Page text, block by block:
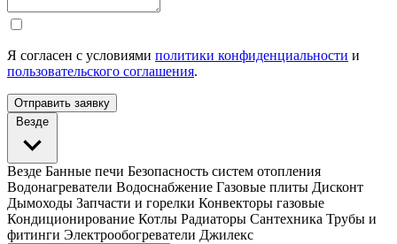
Я согласен с условиями политики конфиденциальности и
пользовательского соглашения.
Отправить заявку
Везде
Везде Банные печи Безопасность систем отопления
Водонагреватели Водоснабжение Газовые плиты Дисконт
Дымоходы Запчасти и горелки Конвекторы газовые
Кондиционирование Котлы Радиаторы Сантехника Трубы и
фитинги Электрообогреватели Джилекс